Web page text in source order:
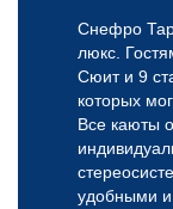
Снефро
люкс.
Сюит и 9
которых
Все каюты
удобными